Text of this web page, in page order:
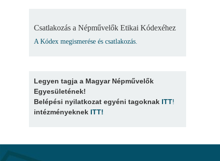
Csatlakozás a Népművelők Etikai Kódexéhez
A Kódex megismerése és csatlakozás.
Legyen tagja a Magyar Népművelők
Egyesületének!
Belépési nyilatkozat egyéni tagoknak ITT!
intézményeknek ITT!